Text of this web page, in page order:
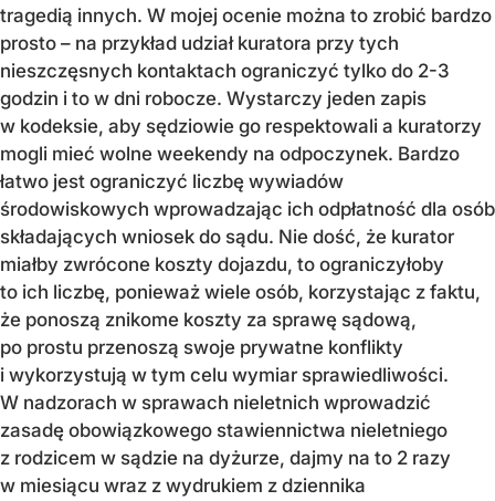
tragedią innych. W mojej ocenie można to zrobić bardzo
prosto – na przykład udział kuratora przy tych
nieszczęsnych kontaktach ograniczyć tylko do 2-3
godzin i to w dni robocze. Wystarczy jeden zapis
w kodeksie, aby sędziowie go respektowali a kuratorzy
mogli mieć wolne weekendy na odpoczynek. Bardzo
łatwo jest ograniczyć liczbę wywiadów
środowiskowych wprowadzając ich odpłatność dla osób
składających wniosek do sądu. Nie dość, że kurator
miałby zwrócone koszty dojazdu, to ograniczyłoby
to ich liczbę, ponieważ wiele osób, korzystając z faktu,
że ponoszą znikome koszty za sprawę sądową,
po prostu przenoszą swoje prywatne konflikty
i wykorzystują w tym celu wymiar sprawiedliwości.
W nadzorach w sprawach nieletnich wprowadzić
zasadę obowiązkowego stawiennictwa nieletniego
z rodzicem w sądzie na dyżurze, dajmy na to 2 razy
w miesiącu wraz z wydrukiem z dziennika